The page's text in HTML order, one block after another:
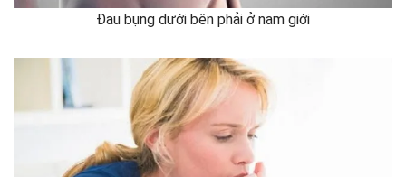
Đau bụng dưới bên phải ở nam giới